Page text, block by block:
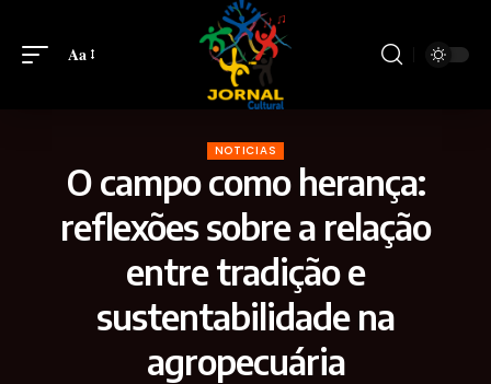
Aa
NOTICIAS
O campo como herança:
reflexões sobre a relação
entre tradição e
sustentabilidade na
agropecuária